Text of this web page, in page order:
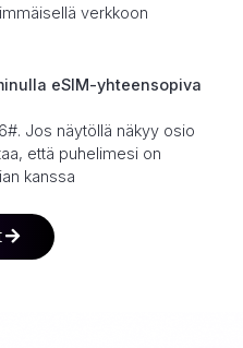
verkkoon
eSIM-yhteensopiva
Jos näytöllä näkyy osio
että puhelimesi on
kanssa